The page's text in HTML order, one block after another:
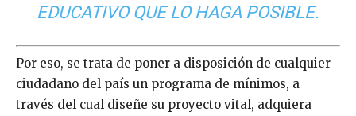
EDUCATIVO QUE LO HAGA POSIBLE.
Por eso, se trata de poner a disposición de cualquier
ciudadano del país un programa de mínimos, a
través del cual diseñe su proyecto vital, adquiera